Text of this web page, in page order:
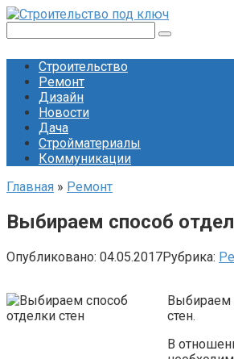
Перейти
контенту
Строительство
Ремонт
Дизайн
Новости
Дача
Стройматериалы
Коммуникации
Главная » Ремонт
Выбираем способ
Опубликовано: 04.05.2017Рубрика:
Выбираем
стен.
В